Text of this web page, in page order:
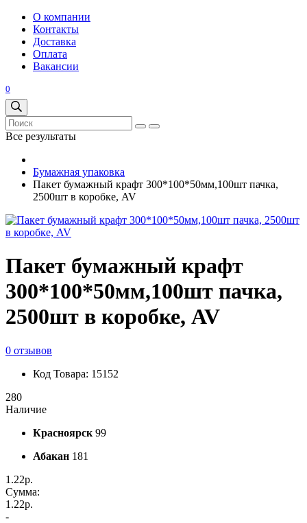
О компании
Контакты
Доставка
Оплата
Вакансии
0
Все результаты
Бумажная упаковка
Пакет бумажный крафт 300*100*50мм,100шт пачка,
2500шт в коробке, AV
Пакет бумажный крафт
300*100*50мм,100шт пачка,
2500шт в коробке, AV
0 отзывов
Код Товара: 15152
280
Наличие
Красноярск 99
Абакан 181
1.22р.
Сумма:
1.22р.
-